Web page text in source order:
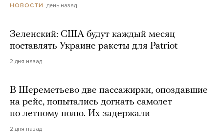
НОВОСТИ день назад
Зеленский: США будут каждый месяц
поставлять Украине ракеты для Patriot
2 дня назад
В Шереметьево две пассажирки, опоздавшие
на рейс, попытались догнать самолет
по летному полю. Их задержали
2 дня назад